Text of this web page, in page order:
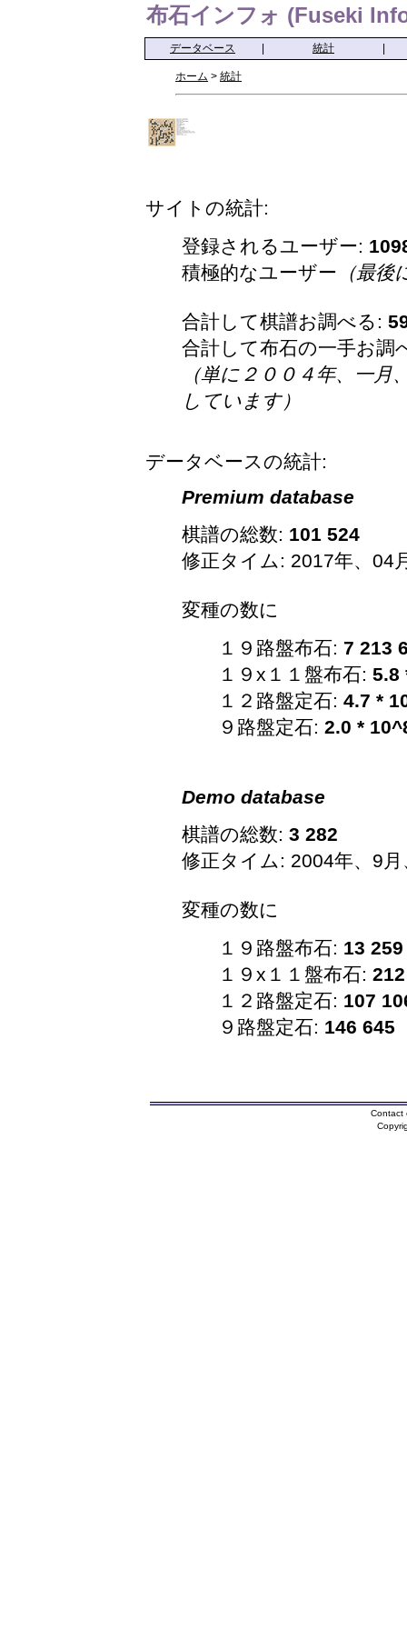
布石インフォ (Fuseki
データベース 統計
ホーム > 統計
サイトの統計:
登録されるユーザー:
積極的なユーザー （最後
合計して棋譜お調べる:
合計して布石の一手お調
（単に２００４年、一
しています）
データベースの統計:
Premium database
棋譜の総数: 101 524
修正タイム: 2017年、04
変種の数に
１９路盤布石: 7 213
１９x１１盤布石: 5.8
１２路盤定石: 4.7 *
９路盤定石: 2.0 *
Demo database
棋譜の総数: 3 282
修正タイム: 2004年、9月
変種の数に
１９路盤布石: 13 259
１９x１１盤布石:
１２路盤定石: 107
９路盤定石: 146 645
Contact